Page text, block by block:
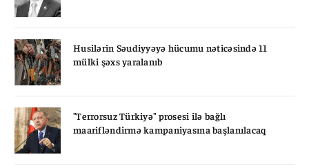
Husilərin Səudiyyəyə hücumu nəticəsində 11
mülki şəxs yaralanıb
"Terrorsuz Türkiyə" prosesi ilə bağlı
maarifləndirmə kampaniyasına başlanılacaq